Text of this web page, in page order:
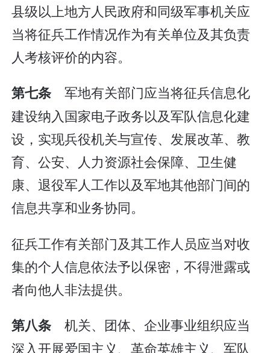
县级以上地方人民政府和同级军事机关应
当将征兵工作情况作为有关单位及其负责
人考核评价的内容。
第七条 军地有关部门应当将征兵信息化
建设纳入国家电子政务以及军队信息化建
设，实现兵役机关与宣传、发展改革、教
育、公安、人力资源社会保障、卫生健
康、退役军人工作以及军地其他部门间的
信息共享和业务协同。
征兵工作有关部门及其工作人员应当对收
集的个人信息依法予以保密，不得泄露或
者向他人非法提供。
第八条 机关、团体、企业事业组织应当
深入开展爱国主义、革命英雄主义、军队